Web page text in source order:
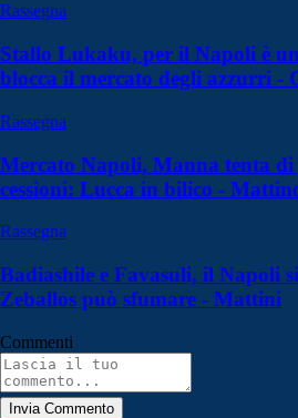
Rassegna
Stallo Lukaku, per il Napoli è
blocca il mercato degli azzurri -
Rassegna
Mercato Napoli, Manna tenta di
cessioni: Lucca in bilico -
Rassegna
Badiashile e Favasuli, il Napoli
Zeballos può sfumare - Mattini
Commenti
Invia Commento